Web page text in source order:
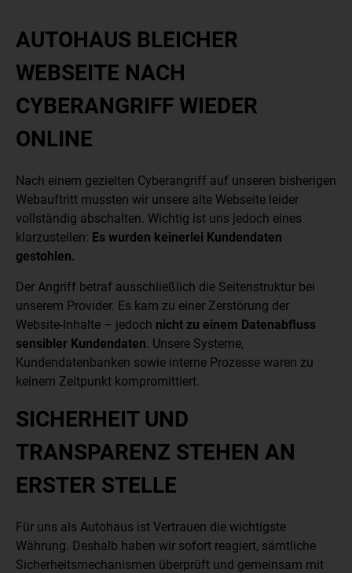
AUTOHAUS BLEICHER
WEBSEITE NACH
CYBERANGRIFF WIEDER
ONLINE
Nach einem gezielten Cyberangriff auf unseren bisherigen
Webauftritt mussten wir unsere alte Webseite leider
vollständig abschalten. Wichtig ist uns jedoch eines
klarzustellen: Es wurden keinerlei Kundendaten
gestohlen.
Der Angriff betraf ausschließlich die Seitenstruktur bei
unserem Provider. Es kam zu einer Zerstörung der
Website-Inhalte – jedoch nicht zu einem Datenabfluss
sensibler Kundendaten. Unsere Systeme,
Kundendatenbanken sowie interne Prozesse waren zu
keinem Zeitpunkt kompromittiert.
SICHERHEIT UND
TRANSPARENZ STEHEN AN
ERSTER STELLE
Für uns als Autohaus ist Vertrauen die wichtigste
Währung. Deshalb haben wir sofort reagiert, sämtliche
Sicherheitsmechanismen überprüft und gemeinsam mit